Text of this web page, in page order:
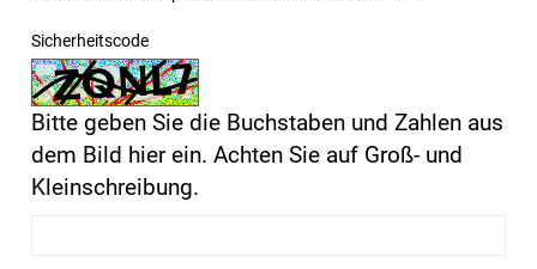
Sicherheitscode
Bitte geben Sie die Buchstaben und Zahlen aus
dem Bild hier ein. Achten Sie auf Groß- und
Kleinschreibung.